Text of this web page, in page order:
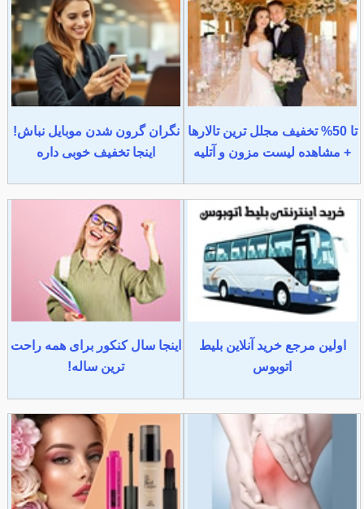
تا 50% تخفیف مجلل ترین تالارها
+ مشاهده لیست مزون و آتلیه
نگران گرون شدن موبایل نباش!
اینجا تخفیف خوبی داره
اولین مرجع خرید آنلاین بلیط
اتوبوس
اینجا سال کنکور برای همه راحت
ترین ساله!